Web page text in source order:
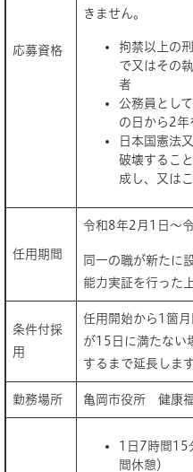
応募資格
きません。
拘禁以上の
で又はその
者
公務員とし
の日から2年
日本国憲法
破壊するこ
成し、又は
任用期間
令和8年2月1日～
同一の職が新たに
能力実証を行った
条件付採
用
任用開始から1箇
が15日に満たない
するまで延長します
勤務場所 亀岡市役所 健康
1日7時間15
間休憩）